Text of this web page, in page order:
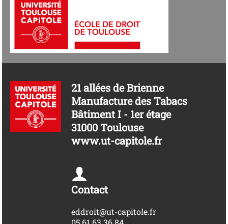
21 allées de Brienne
Manufacture des Tabacs
Bâtiment I - 1er étage
31000 Toulouse
www.ut-capitole.fr
Contact
eddroit@ut-capitole.fr